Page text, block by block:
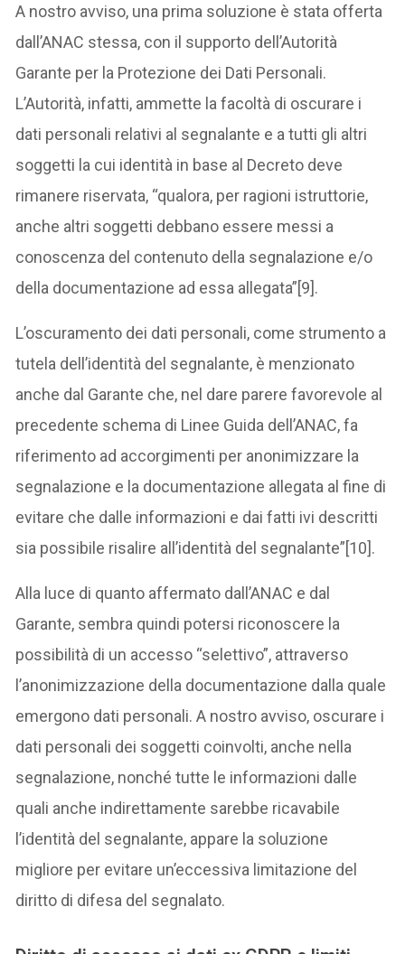
A nostro avviso, una prima soluzione è stata offerta
dall’ANAC stessa, con il supporto dell’Autorità
Garante per la Protezione dei Dati Personali.
L’Autorità, infatti, ammette la facoltà di oscurare i
dati personali relativi al segnalante e a tutti gli altri
soggetti la cui identità in base al Decreto deve
rimanere riservata, “qualora, per ragioni istruttorie,
anche altri soggetti debbano essere messi a
conoscenza del contenuto della segnalazione e/o
della documentazione ad essa allegata”[9].
L’oscuramento dei dati personali, come strumento a
tutela dell’identità del segnalante, è menzionato
anche dal Garante che, nel dare parere favorevole al
precedente schema di Linee Guida dell’ANAC, fa
riferimento ad accorgimenti per anonimizzare la
segnalazione e la documentazione allegata al fine di
evitare che dalle informazioni e dai fatti ivi descritti
sia possibile risalire all’identità del segnalante”[10].
Alla luce di quanto affermato dall’ANAC e dal
Garante, sembra quindi potersi riconoscere la
possibilità di un accesso “selettivo”, attraverso
l’anonimizzazione della documentazione dalla quale
emergono dati personali. A nostro avviso, oscurare i
dati personali dei soggetti coinvolti, anche nella
segnalazione, nonché tutte le informazioni dalle
quali anche indirettamente sarebbe ricavabile
l’identità del segnalante, appare la soluzione
migliore per evitare un’eccessiva limitazione del
diritto di difesa del segnalato.